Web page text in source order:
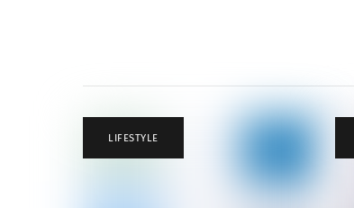
LIFESTYLE